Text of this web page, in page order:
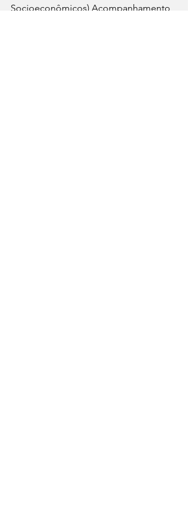
Socioeconômicos) Acompanhamento